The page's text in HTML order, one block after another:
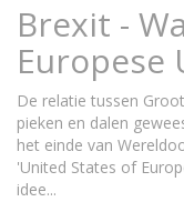
Brexit -
Europese
De relatie tussen
pieken en dalen
het einde van
'United States of
idee...